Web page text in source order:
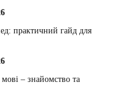
практичний гайд для
– знайомство та